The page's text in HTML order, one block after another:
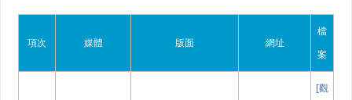
項次 媒體 版面 網址
檔
案
[觀